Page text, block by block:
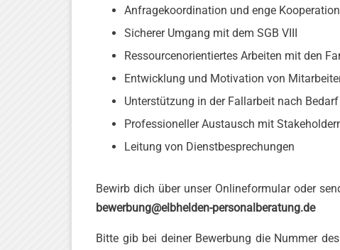
Anfragekoordination und enge
Sicherer Umgang mit dem SGB VIII
Ressourcenorientiertes Arbeiten mit den
Entwicklung und Motivation von
Unterstützung in der Fallarbeit nach Bedarf
Professioneller Austausch mit
Leitung von Dienstbesprechungen
Bewirb dich über unser Onlineformular oder
bewerbung@elbhelden-personalberatung.de
Bitte gib bei deiner Bewerbung die Nummer